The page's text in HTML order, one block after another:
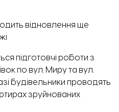
відновлення ще
підготовчі роботи з
по вул. Миру та вул.
будівельники проводять
зруйнованих